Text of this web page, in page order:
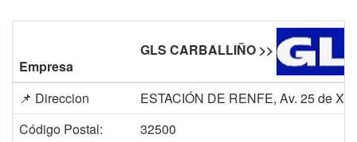
Empresa
GLS CARBALLIÑO >>
📌 Direccion
ESTACIÓN DE RENFE, Av. 25 de
Código Postal:
32500